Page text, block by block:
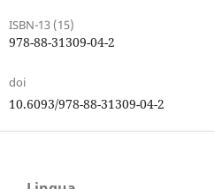
ISBN-13 (15)
978-88-31309-04-2
doi
10.6093/978-88-31309-04-2